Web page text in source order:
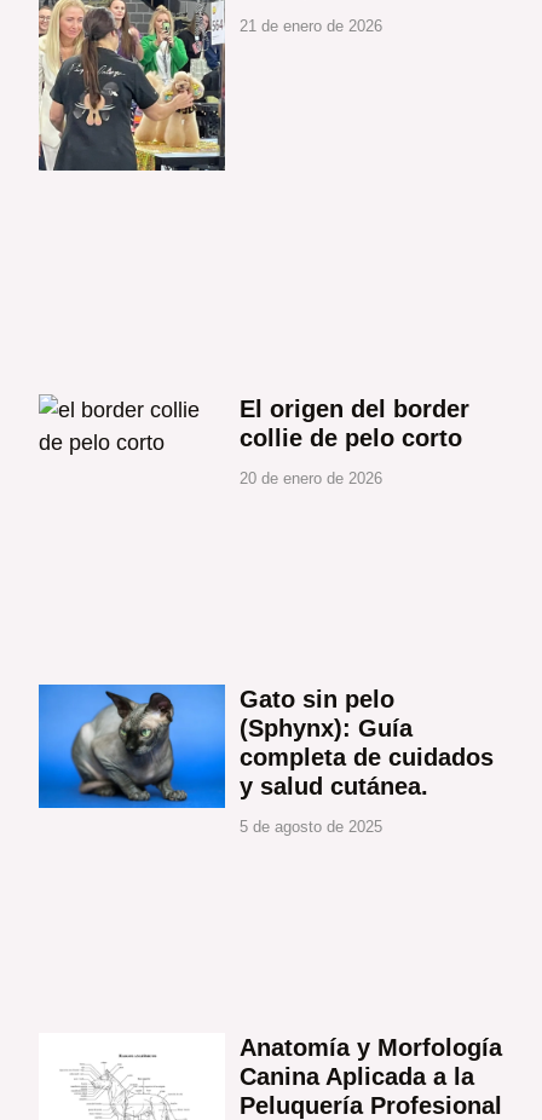
21 de enero de 2026
El origen del border
collie de pelo corto
20 de enero de 2026
Gato sin pelo
(Sphynx): Guía
completa de cuidados
y salud cutánea.
5 de agosto de 2025
Anatomía y Morfología
Canina Aplicada a la
Peluquería Profesional